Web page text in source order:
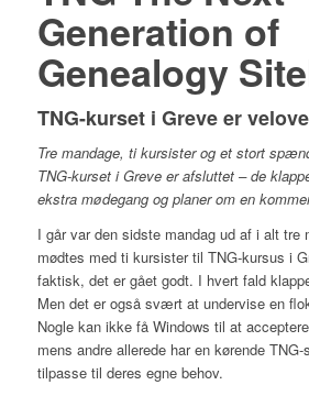
Generation of
Genealogy
TNG-kurset i Greve er
Tre mandage, ti kursister og et stort
TNG-kurset i Greve er afsluttet – de
ekstra mødegang og planer om en
I går var den sidste mandag ud af i alt tre
mødtes med ti kursister til TNG-kursus i
faktisk, det er gået godt. I hvert fald
Men det er også svært at undervise en
Nogle kan ikke få Windows til at
mens andre allerede har en kørende
tilpasse til deres egne behov.